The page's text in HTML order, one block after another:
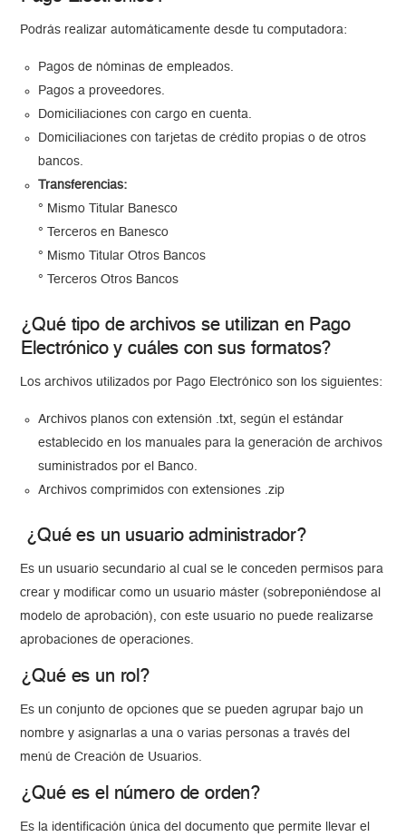
Podrás realizar automáticamente desde tu computadora:
Pagos de nóminas de empleados.
Pagos a proveedores.
Domiciliaciones con cargo en cuenta.
Domiciliaciones con tarjetas de crédito propias o de otros
bancos.
Transferencias:
° Mismo Titular Banesco
° Terceros en Banesco
° Mismo Titular Otros Bancos
° Terceros Otros Bancos
¿Qué tipo de archivos se utilizan en Pago
Electrónico y cuáles con sus formatos?
Los archivos utilizados por Pago Electrónico son los siguientes:
Archivos planos con extensión .txt, según el estándar
establecido en los manuales para la generación de archivos
suministrados por el Banco.
Archivos comprimidos con extensiones .zip
¿Qué es un usuario administrador?
Es un usuario secundario al cual se le conceden permisos para
crear y modificar como un usuario máster (sobreponiéndose al
modelo de aprobación), con este usuario no puede realizarse
aprobaciones de operaciones.
¿Qué es un rol?
Es un conjunto de opciones que se pueden agrupar bajo un
nombre y asignarlas a una o varias personas a través del
menú de Creación de Usuarios.
¿Qué es el número de orden?
Es la identificación única del documento que permite llevar el